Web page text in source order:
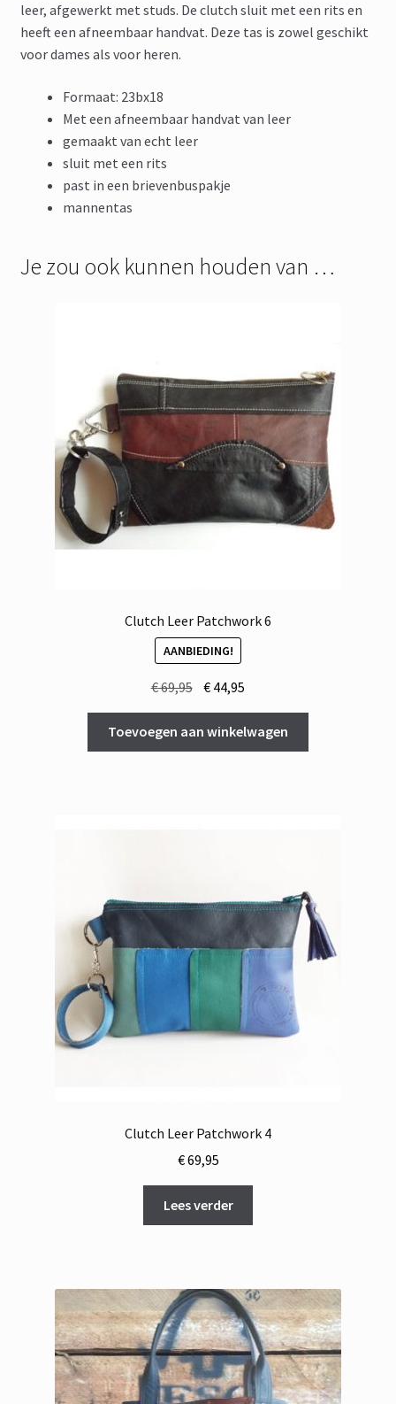
leer, afgewerkt met studs. De clutch sluit met een rits en
heeft een afneembaar handvat. Deze tas is zowel geschikt
voor dames als voor heren.
Formaat: 23bx18
Met een afneembaar handvat van leer
gemaakt van echt leer
sluit met een rits
past in een brievenbuspakje
mannentas
Je zou ook kunnen houden van …
Clutch Leer Patchwork 6
AANBIEDING!
€69,95 Oorspronkelijke
was:
€ 69,95.
€ 44,95
is:
€ 44,95.
Toevoegen aan winkelwagen
Clutch Leer Patchwork 4
€69,95
Lees verder